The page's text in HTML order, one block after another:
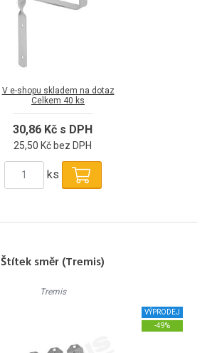
V e-shopu skladem na dotaz
Celkem 40 ks
30,86 Kč s DPH
25,50 Kč bez DPH
ks
Štítek směr (Tremis)
Tremis
VÝPRODEJ
-49%